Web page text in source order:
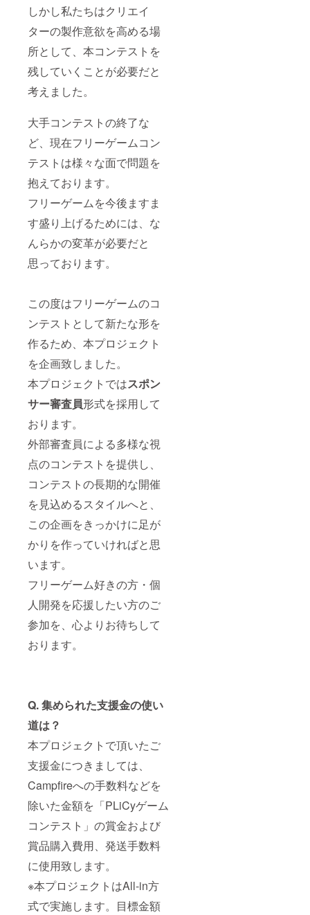
しかし私たちはクリエイ
ターの製作意欲を高める場
所として、本コンテストを
残していくことが必要だと
考えました。
大手コンテストの終了な
ど、現在フリーゲームコン
テストは様々な面で問題を
抱えております。
フリーゲームを今後ますま
す盛り上げるためには、な
んらかの変革が必要だと
思っております。
この度はフリーゲームのコ
ンテストとして新たな形を
作るため、本プロジェクト
を企画致しました。
本プロジェクトではスポン
サー審査員形式を採用して
おります。
外部審査員による多様な視
点のコンテストを提供し、
コンテストの長期的な開催
を見込めるスタイルへと、
この企画をきっかけに足が
かりを作っていければと思
います。
フリーゲーム好きの方・個
人開発を応援したい方のご
参加を、心よりお待ちして
おります。
Q.集められた支援金の使い
道は？
本プロジェクトで頂いたご
支援金につきましては、
Campfireへの手数料などを
除いた金額を「PLiCyゲーム
コンテスト」の賞金および
賞品購入費用、発送手数料
に使用致します。
※本プロジェクトはAll-in方
式で実施します。目標金額